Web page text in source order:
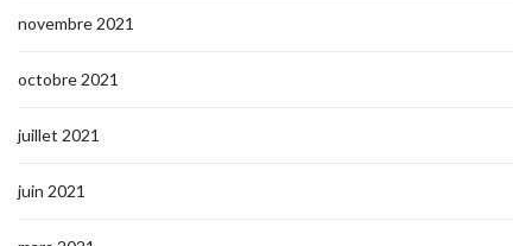
novembre 2021
octobre 2021
juillet 2021
juin 2021